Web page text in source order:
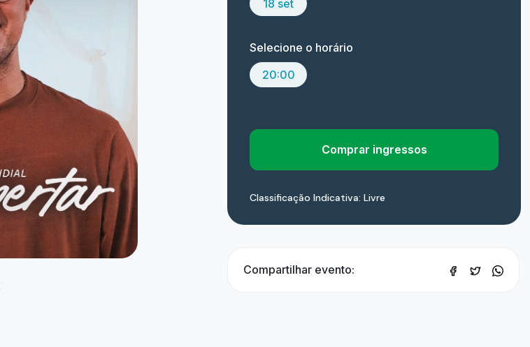
18 set
Selecione o horário
20:00
Comprar ingressos
Classificação Indicativa: Livre
Compartilhar evento: